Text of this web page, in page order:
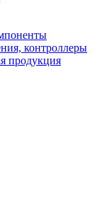
контроллеры
продукция